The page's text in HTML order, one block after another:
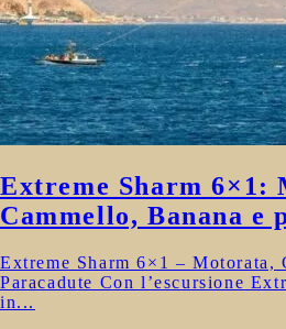
Extreme Sharm 6×1:
Cammello, Banana e
Extreme Sharm 6×1 – Motorata,
Paracadute Con l’escursione
in...